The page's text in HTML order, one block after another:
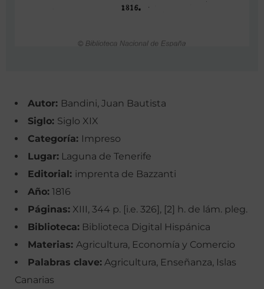
Autor: Bandini, Juan Bautista
Siglo: Siglo XIX
Categoría: Impreso
Lugar: Laguna de Tenerife
Editorial: imprenta de Bazzanti
Año: 1816
Páginas: XIII, 344 p. [i.e. 326], [2] h. de lám. pleg.
Biblioteca: Biblioteca Digital Hispánica
Materias: Agricultura, Economía y Comercio
Palabras clave: Agricultura, Enseñanza, Islas
Canarias